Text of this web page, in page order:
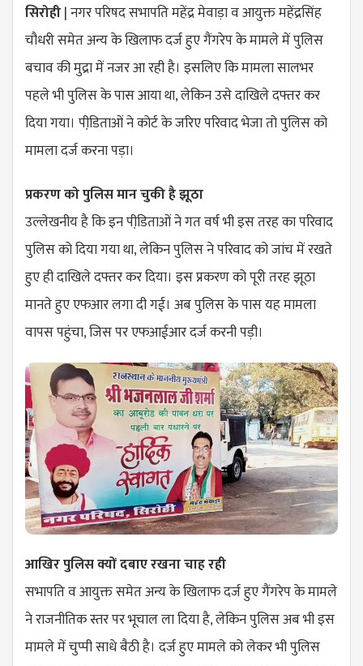
सिरोही| नगर परिषद सभापति महेंद्र मेवाड़ा व आयुक्त महेंद्रसिंह
चौधरी समेत अन्य के खिलाफ दर्ज हुए गैंगरेप के मामले में पुलिस
बचाव की मुद्रा में नजर आ रही है। इसलिए कि मामला सालभर
पहले भी पुलिस के पास आया था, लेकिन उसे दाखिले दफ्तर कर
दिया गया। पीडि़ताओं ने कोर्ट के जरिए परिवाद भेजा तो पुलिस को
मामला दर्ज करना पड़ा।
प्रकरण को पुलिस मान चुकी है झूठा
उल्लेखनीय है कि इन पीडि़ताओं ने गत वर्ष भी इस तरह का परिवाद
पुलिस को दिया गया था, लेकिन पुलिस ने परिवाद को जांच में रखते
हुए ही दाखिले दफ्तर कर दिया। इस प्रकरण को पूरी तरह झूठा
मानते हुए एफआर लगा दी गई। अब पुलिस के पास यह मामला
वापस पहुंचा, जिस पर एफआईआर दर्ज करनी पड़ी।
आखिर पुलिस क्यों दबाए रखना चाह रही
सभापति व आयुक्त समेत अन्य के खिलाफ दर्ज हुए गैंगरेप के मामले
ने राजनीतिक स्तर पर भूचाल ला दिया है, लेकिन पुलिस अब भी इस
मामले में चुप्पी साधे बैठी है। दर्ज हुए मामले को लेकर भी पुलिस